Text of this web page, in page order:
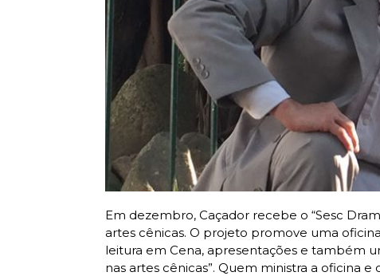
Em dezembro, Caçador recebe o “Sesc
artes cênicas. O projeto promove uma
leitura em Cena, apresentações e também
nas artes cênicas”. Quem ministra a oficina